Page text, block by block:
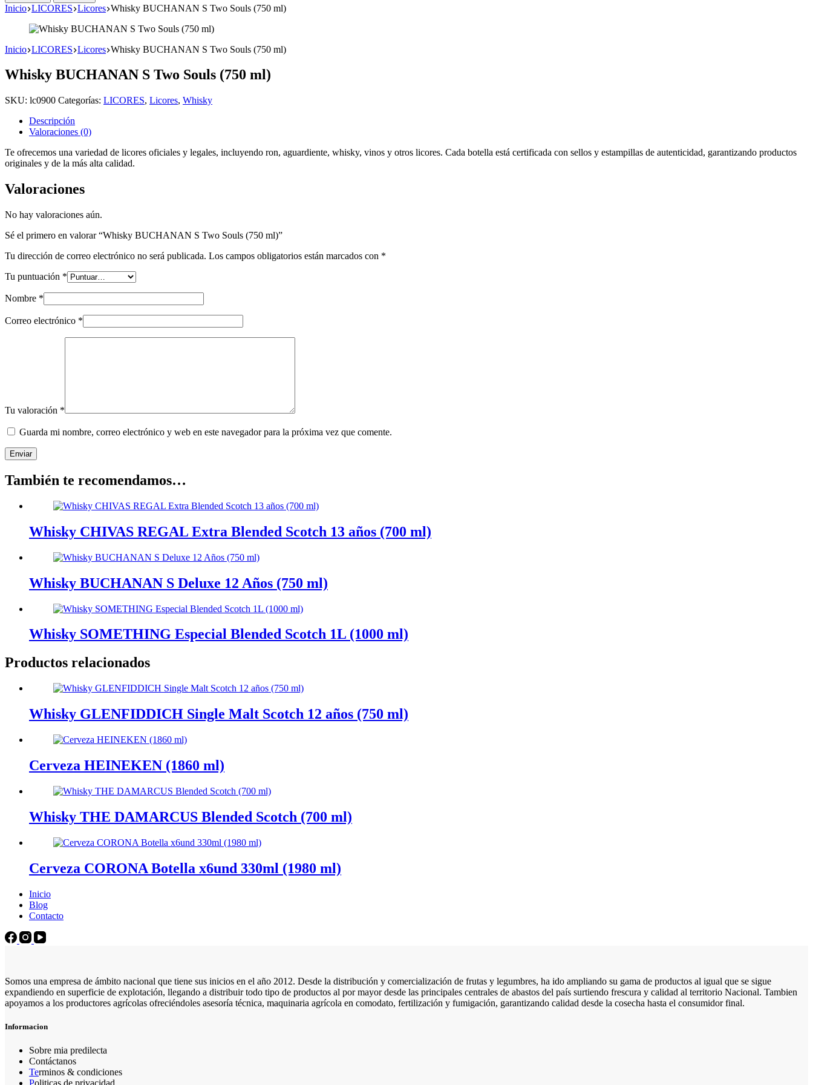
Inicio LICORES Licores Whisky BUCHANAN S Two Souls (750 ml)
Inicio LICORES Licores Whisky BUCHANAN S Two Souls (750 ml)
Whisky BUCHANAN S Two Souls (750 ml)
SKU: lc0900 Categorías: LICORES, Licores, Whisky
Descripción
Valoraciones (0)
Te ofrecemos una variedad de licores oficiales y legales, incluyendo ron, aguardiente, whisky, vinos y otros licores. Cada botella está certificada con sellos y estampillas de autenticidad, garantizando productos
originales y de la más alta calidad.
Valoraciones
No hay valoraciones aún.
Sé el primero en valorar “Whisky BUCHANAN S Two Souls (750 ml)”
Tu dirección de correo electrónico no será publicada. Los campos obligatorios están marcados con *
Tu puntuación *
Nombre *
Correo electrónico *
Tu valoración *
Guarda mi nombre, correo electrónico y web en este navegador para la próxima vez que comente.
Enviar
También te recomendamos…
Whisky CHIVAS REGAL Extra Blended Scotch 13 años (700 ml)
Whisky BUCHANAN S Deluxe 12 Años (750 ml)
Whisky SOMETHING Especial Blended Scotch 1L (1000 ml)
Productos relacionados
Whisky GLENFIDDICH Single Malt Scotch 12 años (750 ml)
Cerveza HEINEKEN (1860 ml)
Whisky THE DAMARCUS Blended Scotch (700 ml)
Cerveza CORONA Botella x6und 330ml (1980 ml)
Inicio
Blog
Contacto
Somos una empresa de ámbito nacional que tiene sus inicios en el año 2012. Desde la distribución y comercialización de frutas y legumbres, ha ido ampliando su gama de productos al igual que se sigue
expandiendo en superficie de explotación, llegando a distribuir todo tipo de productos al por mayor desde las principales centrales de abastos del país surtiendo frescura y calidad al territorio Nacional. Tambien
apoyamos a los productores agrícolas ofreciéndoles asesoría técnica, maquinaria agrícola en comodato, fertilización y fumigación, garantizando calidad desde la cosecha hasta el consumidor final.
Informacion
Sobre mia predilecta
Contáctanos
Terminos & condiciones
Politicas de privacidad